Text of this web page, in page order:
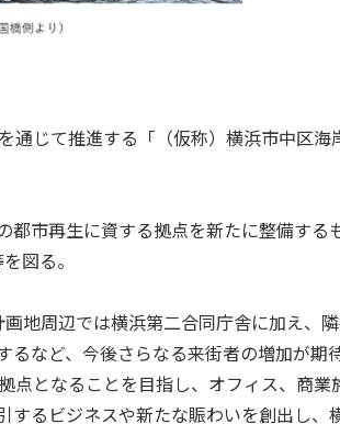
じて推進する「（仮称）横浜市中区海
市再生に資する拠点を新たに整備する
図る。
地周辺では横浜第二合同庁舎に加え、
など、今後さらなる来街者の増加が期
点となることを目指し、オフィス、商業
するビジネスや新たな賑わいを創出し、